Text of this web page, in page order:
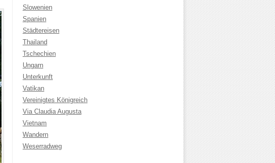
Slowenien
Spanien
Städtereisen
Thailand
Tschechien
Ungarn
Unterkunft
Vatikan
Vereinigtes Königreich
Via Claudia Augusta
Vietnam
Wandern
Weserradweg